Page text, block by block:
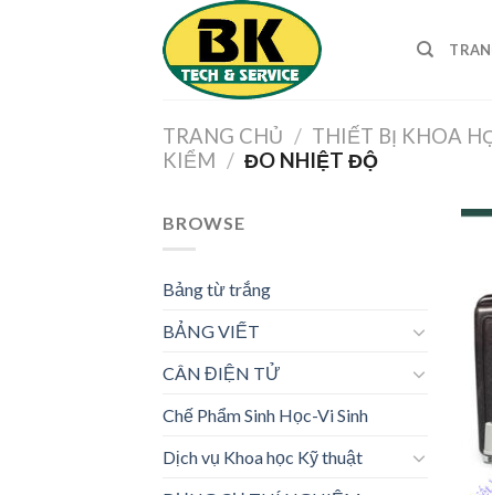
TRANG CHỦ / THIẾT BỊ KHOA
KIỂM / ĐO NHIỆT ĐỘ
BROWSE
Bảng từ trắng
BẢNG VIẾT
CÂN ĐIỆN TỬ
Chế Phẩm Sinh Học-Vi Sinh
Dịch vụ Khoa học Kỹ thuật